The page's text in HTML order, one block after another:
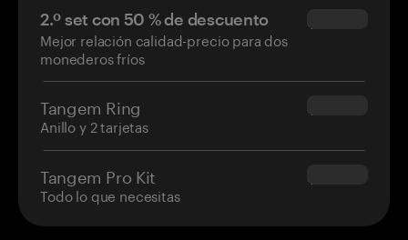
2.º set con 50 % de descuento
Mejor relación calidad-precio para dos
monederos fríos
$34.95
Tangem Ring
Anillo y 2 tarjetas
$160.00
Tangem Pro Kit
Todo lo que necesitas
$180.00